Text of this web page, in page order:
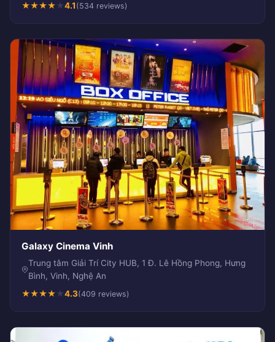
★★★★★4.1 (534 reviews)
Galaxy Cinema Vinh
Trung tâm Giải Trí City HUB, 1 Đ. Lê Hồng Phong, Hưng
Bình, Vinh, Nghệ An
★★★★★4.3(409 reviews)